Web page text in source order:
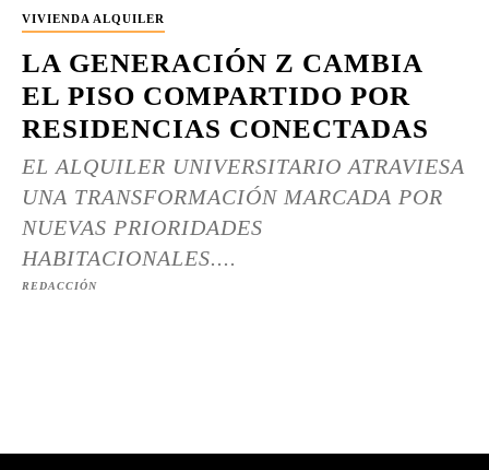
VIVIENDA ALQUILER
LA GENERACIÓN Z CAMBIA
EL PISO COMPARTIDO POR
RESIDENCIAS CONECTADAS
EL ALQUILER UNIVERSITARIO ATRAVIESA
UNA TRANSFORMACIÓN MARCADA POR
NUEVAS PRIORIDADES
HABITACIONALES....
REDACCIÓN